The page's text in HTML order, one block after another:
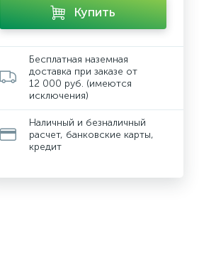
Купить
Бесплатная наземная
доставка при заказе от
12 000 руб. (имеются
исключения)
Наличный и безналичный
расчет, банковские карты,
кредит